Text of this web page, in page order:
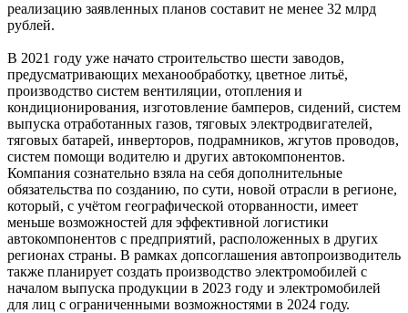
реализацию заявленных планов составит не менее 32 млрд
рублей.
В 2021 году уже начато строительство шести заводов,
предусматривающих механообработку, цветное литьё,
производство систем вентиляции, отопления и
кондиционирования, изготовление бамперов, сидений, систем
выпуска отработанных газов, тяговых электродвигателей,
тяговых батарей, инверторов, подрамников, жгутов проводов,
систем помощи водителю и других автокомпонентов.
Компания сознательно взяла на себя дополнительные
обязательства по созданию, по сути, новой отрасли в регионе,
который, с учётом географической оторванности, имеет
меньше возможностей для эффективной логистики
автокомпонентов с предприятий, расположенных в других
регионах страны. В рамках допсоглашения автопроизводитель
также планирует создать производство электромобилей с
началом выпуска продукции в 2023 году и электромобилей
для лиц с ограниченными возможностями в 2024 году.